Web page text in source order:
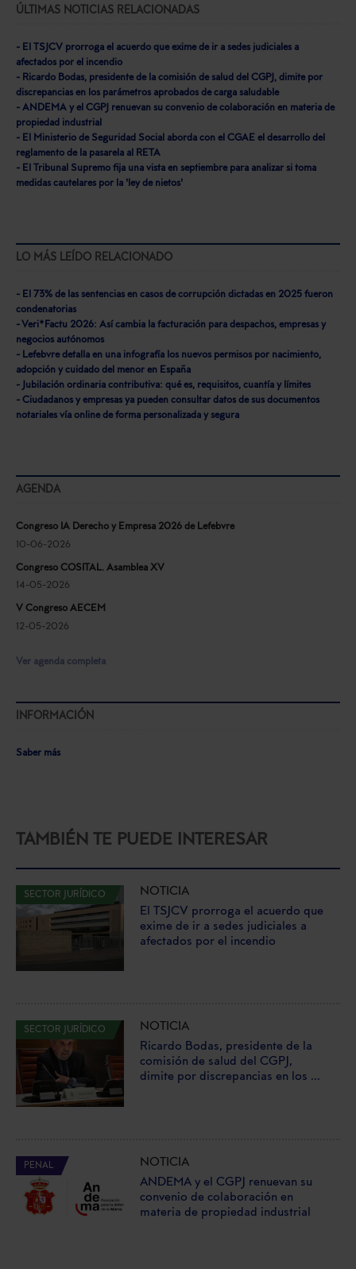
ÚLTIMAS NOTICIAS RELACIONADAS
- El TSJCV prorroga el acuerdo que exime de ir a sedes judiciales a
afectados por el incendio
- Ricardo Bodas, presidente de la comisión de salud del CGPJ, dimite por
discrepancias en los parámetros aprobados de carga saludable
- ANDEMA y el CGPJ renuevan su convenio de colaboración en materia de
propiedad industrial
- El Ministerio de Seguridad Social aborda con el CGAE el desarrollo del
reglamento de la pasarela al RETA
- El Tribunal Supremo fija una vista en septiembre para analizar si toma
medidas cautelares por la 'ley de nietos'
LO MÁS LEÍDO RELACIONADO
- El 73% de las sentencias en casos de corrupción dictadas en 2025 fueron
condenatorias
- Veri*Factu 2026: Así cambia la facturación para despachos, empresas y
negocios autónomos
- Lefebvre detalla en una infografía los nuevos permisos por nacimiento,
adopción y cuidado del menor en España
- Jubilación ordinaria contributiva: qué es, requisitos, cuantía y límites
- Ciudadanos y empresas ya pueden consultar datos de sus documentos
notariales vía online de forma personalizada y segura
AGENDA
Congreso IA Derecho y Empresa 2026 de Lefebvre
10-06-2026
Congreso COSITAL. Asamblea XV
14-05-2026
V Congreso AECEM
12-05-2026
Ver agenda completa
INFORMACIÓN
Saber más
TAMBIÉN TE PUEDE INTERESAR
SECTOR JURÍDICO
NOTICIA
El TSJCV prorroga el acuerdo que
exime de ir a sedes judiciales a
afectados por el incendio
SECTOR JURÍDICO
NOTICIA
Ricardo Bodas, presidente de la
comisión de salud del CGPJ,
dimite por discrepancias en los ...
PENAL
NOTICIA
ANDEMA y el CGPJ renuevan su
convenio de colaboración en
materia de propiedad industrial